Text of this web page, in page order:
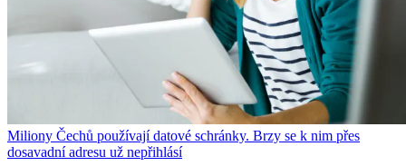
Miliony Čechů používají datové schránky. Brzy se k nim přes
dosavadní adresu už nepřihlásí